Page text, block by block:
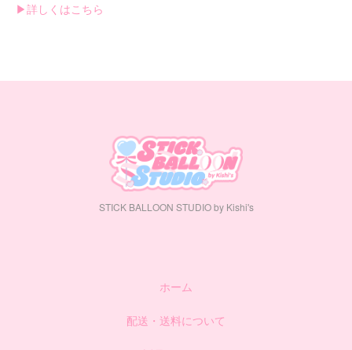
▶︎詳しくはこちら
STICK BALLOON STUDIO by Kishi's
ホーム
配送・送料について